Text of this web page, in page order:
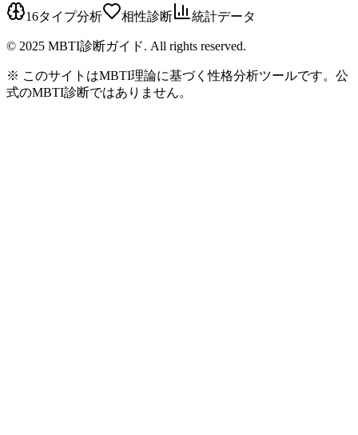
16タイプ分析
相性診断 統計データ
© 2025 MBTI診断ガイド. All rights reserved.
※ このサイトはMBTI理論に基づく性格分析ツールです。公
式のMBTI診断ではありません。